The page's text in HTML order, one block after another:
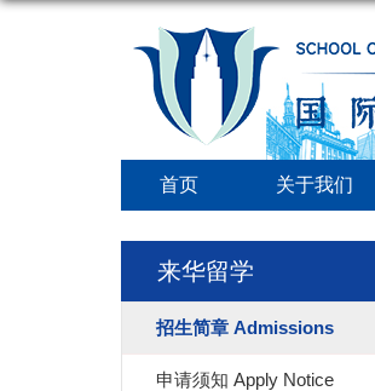
首页 关于我们
来华留学
招生简章 Admissions
申请须知 Apply Notice